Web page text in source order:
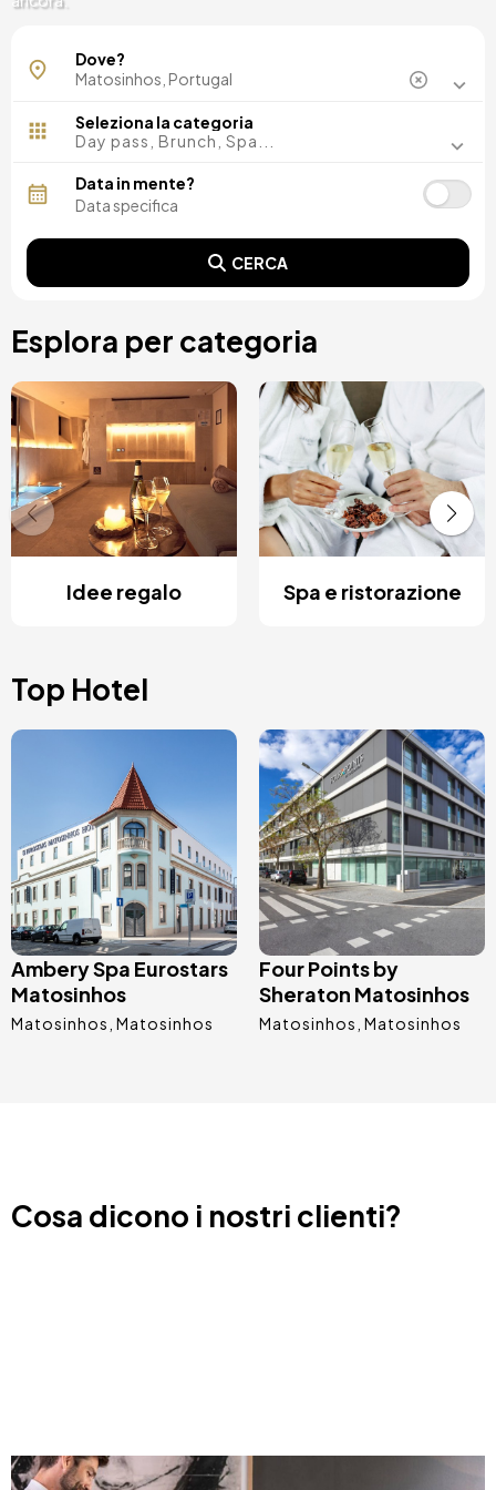
Dove?
Seleziona la categoria
Day pass, Brunch, Spa...
Data in mente?
CERCA
Esplora per categoria
Idee regalo Spa e ristorazione
Top Hotel
Immagine
Ambery Spa Eurostars
Matosinhos
Matosinhos Matosinhos
Immagine
Four Points by
Sheraton Matosinhos
Matosinhos Matosinhos
Cosa dicono i nostri clienti?